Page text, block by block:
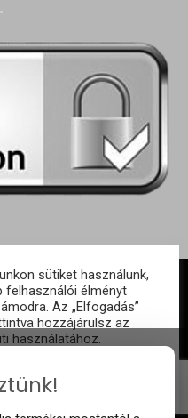
GDPR
jog fenntartva
sütiket használunk,
felhasználói élményt
Az „Elfogadás”
hozzájárulsz az
használatához.